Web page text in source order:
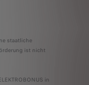
staatliche
ist nicht
in